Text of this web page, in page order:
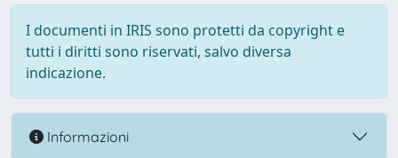
I documenti in IRIS sono protetti da copyright e
tutti i diritti sono riservati, salvo diversa
indicazione.
Informazioni